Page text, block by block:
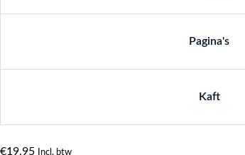
Pagina's
Kaft
€19,95 Incl. btw